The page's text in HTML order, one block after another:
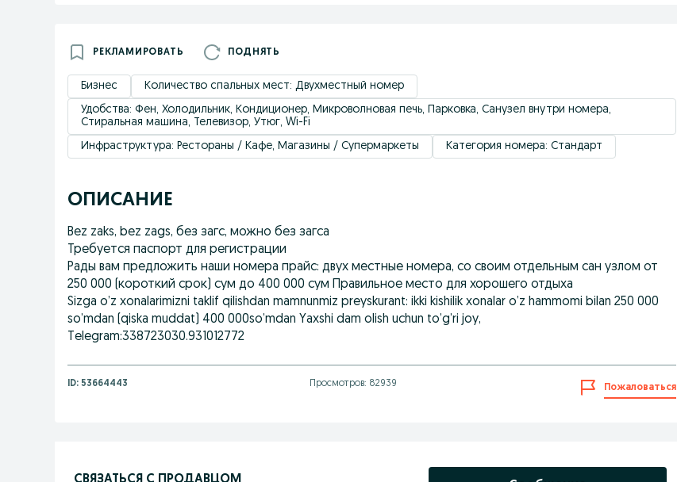
РЕКЛАМИРОВАТЬ ПОДНЯТЬ
Бизнес
Количество спальных мест: Двухместный номер
Удобствa: Фен, Холодильник, Кондиционер, Микроволновая печь, Парковка, Санузел внутри номера,
Стиральная машина, Телевизор, Утюг, Wi-Fi
Инфраструктура: Рестораны / Кафе, Магазины / Супермаркеты
Категория номера: Стандарт
ОПИСАНИЕ
Bez zaks, bez zags, без загс, можно без загса
Требуется паспорт для регистрации
Рады вам предложить наши номера прайс: двух местные номера, со своим отдельным сан узлом от
250 000 (короткий срок) сум до 400 000 сум Правильное место для хорошего отдыха
Sizga o’z xonalarimizni taklif qilishdan mamnunmiz preyskurant: ikki kishilik xonalar o’z hammomi bilan 250 000
so’mdan (qiska muddat) 400 000so’mdan Yaxshi dam olish uchun to’g’ri joy,
Telegram:338723030.931012772
ID: 53664443 Просмотров: 82939 Пожаловаться
СВЯЗАТЬСЯ С ПРОДАВЦОМ